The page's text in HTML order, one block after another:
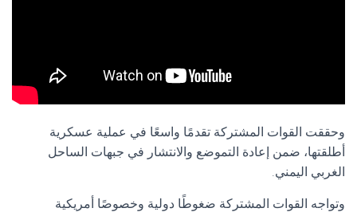
وحققت القوات المشتركة تقدمًا واسعًا في عملية عسكرية
أطلقتها، ضمن إعادة التموضع والانتشار في جبهات الساحل
الغربي اليمني.
وتواجه القوات المشتركة ضغوطًا دولية وخصوصًا أمريكية